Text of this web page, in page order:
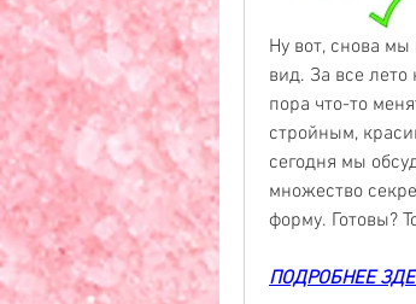
Ну вот, снова
вид. За все
пора что-то
стройным,
сегодня мы
множество
форму. Готовы?
ПОДРОБНЕЕ